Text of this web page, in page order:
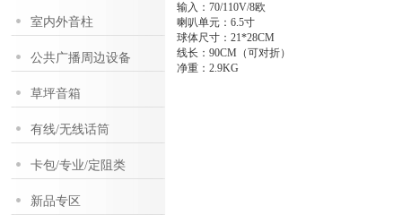
室内外音柱
公共广播周边设备
草坪音箱
有线/无线话筒
卡包/专业/定阻类
新品专区
输入：70/110V/8欧
喇叭单元：6.5寸
球体尺寸：21*28CM
线长：90CM（可对折）
净重：2.9KG